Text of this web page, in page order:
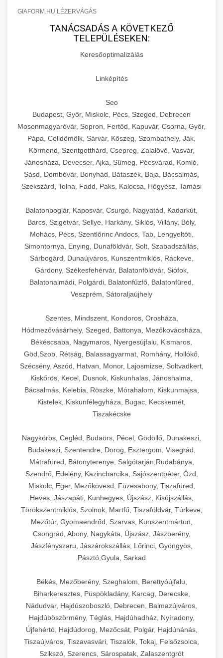
GIAFORM.HU LÉZERVÁGÁS
TANÁCSADÁS A KÖVETKEZŐ
TELEPÜLÉSEKEN:
Keresőoptimalizálás
Linképítés
Seo
Budapest, Győr, Miskolc, Pécs, Szeged, Debrecen
Mosonmagyaróvár, Sopron, Fertőd, Kapuvár, Csorna, Győr,
Pápa, Celldömölk, Sárvár, Kőszeg, Szombathely, Ják,
Körmend, Szentgotthárd, Csepreg, Zalalövő, Vasvár,
Jánosháza, Devecser, Ajka, Sümeg, Pécsvárad, Komló,
Sásd, Dombóvár, Bonyhád, Bátaszék, Baja, Bácsalmás,
Szekszárd, Tolna, Fadd, Paks, Kalocsa, Hőgyész, Tamási
Balatonboglár, Kaposvár, Csurgó, Nagyatád, Kadarkút,
Barcs, Szigetvár, Sellye, Harkány, Siklós, Villány, Bóly,
Mohács, Pécs, Szentlőrinc Andocs, Tab, Lengyeltóti,
Simontornya, Enying, Dunaföldvár, Solt, Szabadszállás,
Sárbogárd, Dunaújváros, Kunszentmiklós, Ráckeve,
Gárdony, Székesfehérvár, Balatonföldvár, Siófok,
Balatonalmádi, Polgárdi, Balatonfűzfő, Balatonfüred,
Veszprém, Sátoraljaújhely
Szentes, Mindszent, Kondoros, Orosháza,
Hódmezővásárhely, Szeged, Battonya, Mezőkovácsháza,
Békéscsaba, Nagymaros, Nyergesújfalu, Kismaros,
Göd,Szob, Rétság, Balassagyarmat, Romhány, Hollókő,
Szécsény, Aszód, Hatvan, Monor, Lajosmizse, Soltvadkert,
Kiskőrös, Kecel, Dusnok, Kiskunhalas, Jánoshalma,
Bácsalmás, Kelebia, Röszke, Mórahalom, Kiskunmajsa,
Kistelek, Kiskunfélegyháza, Bugac, Kecskemét,
Tiszakécske
Nagykörös, Cegléd, Budaörs, Pécel, Gödöllő, Dunakeszi,
Budakeszi, Szentendre, Dorog, Esztergom, Visegrád,
Mátrafüred, Bátonyterenye, Salgótarján,Rudabánya,
Szendrő, Edelény, Kazincbarcika, Sajószentpéter, Ózd,
Miskolc, Eger, Mezőkövesd, Füzesabony, Tiszafüred,
Heves, Jászapáti, Kunhegyes, Újszász, Kisújszállás,
Törökszentmiklós, Szolnok, Martfű, Tiszaföldvár, Túrkeve,
Mezőtúr, Gyomaendrőd, Szarvas, Kunszentmárton,
Csongrád, Abony, Nagykáta, Újszász, Jászberény,
Jászfényszaru, Jászárokszállás, Lőrinci, Gyöngyös,
Pásztó,Gyula, Sarkad
Békés, Mezőberény, Szeghalom, Berettyóújfalu,
Biharkeresztes, Püspökladány, Karcag, Derecske,
Nádudvar, Hajdúszoboszló, Debrecen, Balmazújváros,
Hajdúböszörmény, Téglás, Hajdúhadház, Nyíradony,
Újfehértó, Hajdúdorog, Mezőcsát, Polgár, Hajdúnánás,
Tiszaújváros, Tiszavasvári, Tiszalök, Tokaj, Felsőzsolca,
Szikszó, Szerencs, Sárospatak, Zalaszentgrót